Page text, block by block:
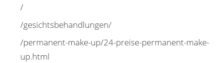
/
/gesichtsbehandlungen/
/permanent-make-up/24-preise-permanent-make-
up.html